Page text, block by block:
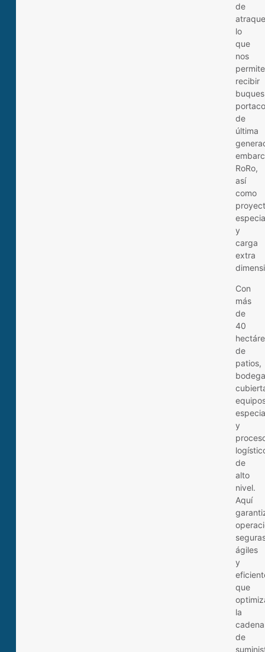
de
lo
que
nos
permite
recibir
buques
de
última
RoRo,
así
como
y
carga
extra
Con
más
de
40
de
patios,
y
de
alto
nivel.
Aquí
ágiles
y
que
la
cadena
de